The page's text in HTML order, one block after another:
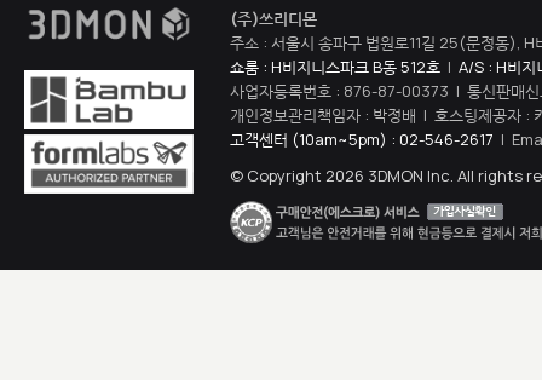
(주)쓰리디몬
주소 : 서울시 송파구 법원로11길 25(문정동),
쇼룸 : H비지니스파크 B동 512호 | A/S : H비지
사업자등록번호 : 876-87-00373 | 통신판매
개인정보관리책임자 : 박정배 | 호스팅제공자 :
고객센터 (10am~5pm) : 02-546-2617 |
© Copyright 2026 3DMON Inc. All rights